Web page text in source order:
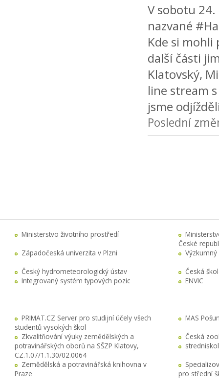
V sobotu
nazvané
Kde si
další části
Klatovský,
line stream
jsme
Poslední
Ministerstvo životního prostředí
České
Západočeská univerzita v Plzni
Český hydrometeorologický ústav
Česká
Integrovaný systém typových pozic
ENVIC
PRIMAT.CZ Server pro studijní účely všech
studentů vysokých škol
MAS
Zkvalitňování výuky zemědělských a
potravinářských oborů na SŠZP Klatovy,
CZ.1.07/1.1.30/02.0064
Česká
Zemědělská a potravinářská knihovna v
Praze
pro střední